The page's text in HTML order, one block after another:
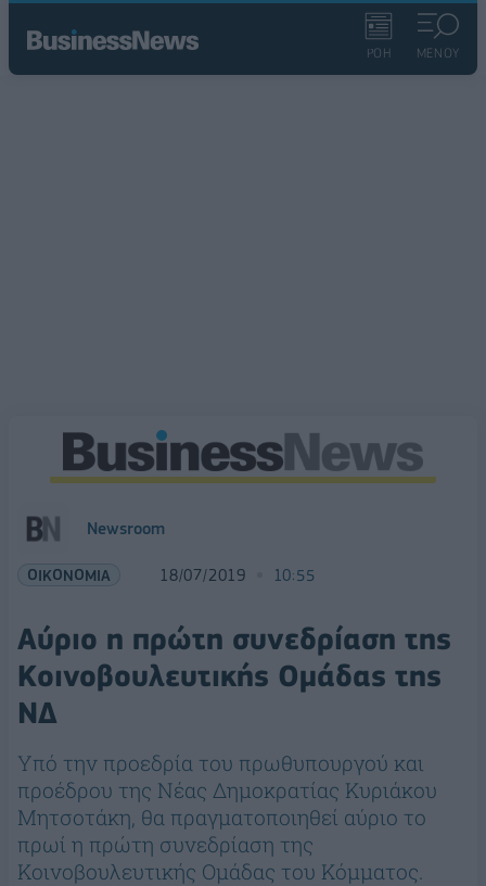
ΡΟΗ ΜΕΝΟΥ
Newsroom
ΟΙΚΟΝΟΜΙΑ 18/07/2019 10:55
Αύριο η πρώτη συνεδρίαση της
Κοινοβουλευτικής Ομάδας της
ΝΔ
Υπό την προεδρία του πρωθυπουργού και
προέδρου της Νέας Δημοκρατίας Κυριάκου
Μητσοτάκη, θα πραγματοποιηθεί αύριο το
πρωί η πρώτη συνεδρίαση της
Κοινοβουλευτικής Ομάδας του Κόμματος.